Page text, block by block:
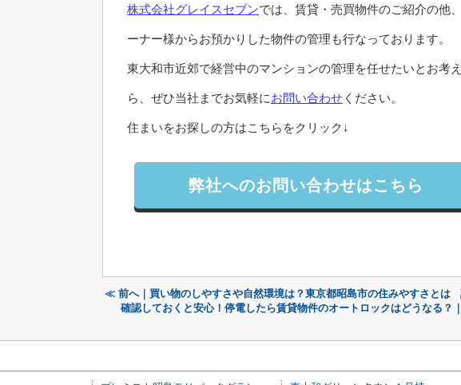
株式会社グレイスセブンでは、賃貸・売買物件のご紹介の他
ーナー様からお預かりした物件の管理も行なっております。
東大和市近郊で経営中のマンションの管理を任せたいとお考
ら、ぜひ当社までお気軽にお問い合わせ ください。
住まいをお探しの方はこちらをクリック↓
弊社へのお問い合わせはこちら
≪ 前へ｜買い物のしやすさや自然環境は？東京都昭島市の住みやすさとは
確認しておくと安心！停電したら賃貸物件のオートロックはどうなる？